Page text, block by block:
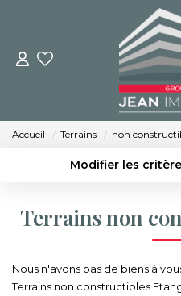
NOS
BUREAUX
Accueil Terrains non
Modifier les
Sélectionnez...
Type de bien
Budget max
Terrains non
Nous n'avons pas de biens à
Terrains non constructibles